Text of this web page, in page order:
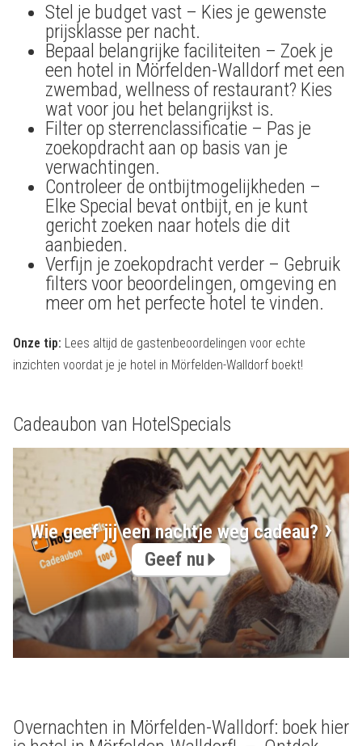
Stel je budget vast – Kies je gewenste
prijsklasse per nacht.
Bepaal belangrijke faciliteiten – Zoek je
een hotel in Mörfelden-Walldorf met een
zwembad, wellness of restaurant? Kies
wat voor jou het belangrijkst is.
Filter op sterrenclassificatie – Pas je
zoekopdracht aan op basis van je
verwachtingen.
Controleer de ontbijtmogelijkheden –
Elke Special bevat ontbijt, en je kunt
gericht zoeken naar hotels die dit
aanbieden.
Verfijn je zoekopdracht verder – Gebruik
filters voor beoordelingen, omgeving en
meer om het perfecte hotel te vinden.
Onze tip: Lees altijd de gastenbeoordelingen voor echte
inzichten voordat je je hotel in Mörfelden-Walldorf boekt!
Cadeaubon van HotelSpecials
Wie geef jij een nachtje weg cadeau?
Geef nu
Overnachten in Mörfelden-Walldorf: boek hier